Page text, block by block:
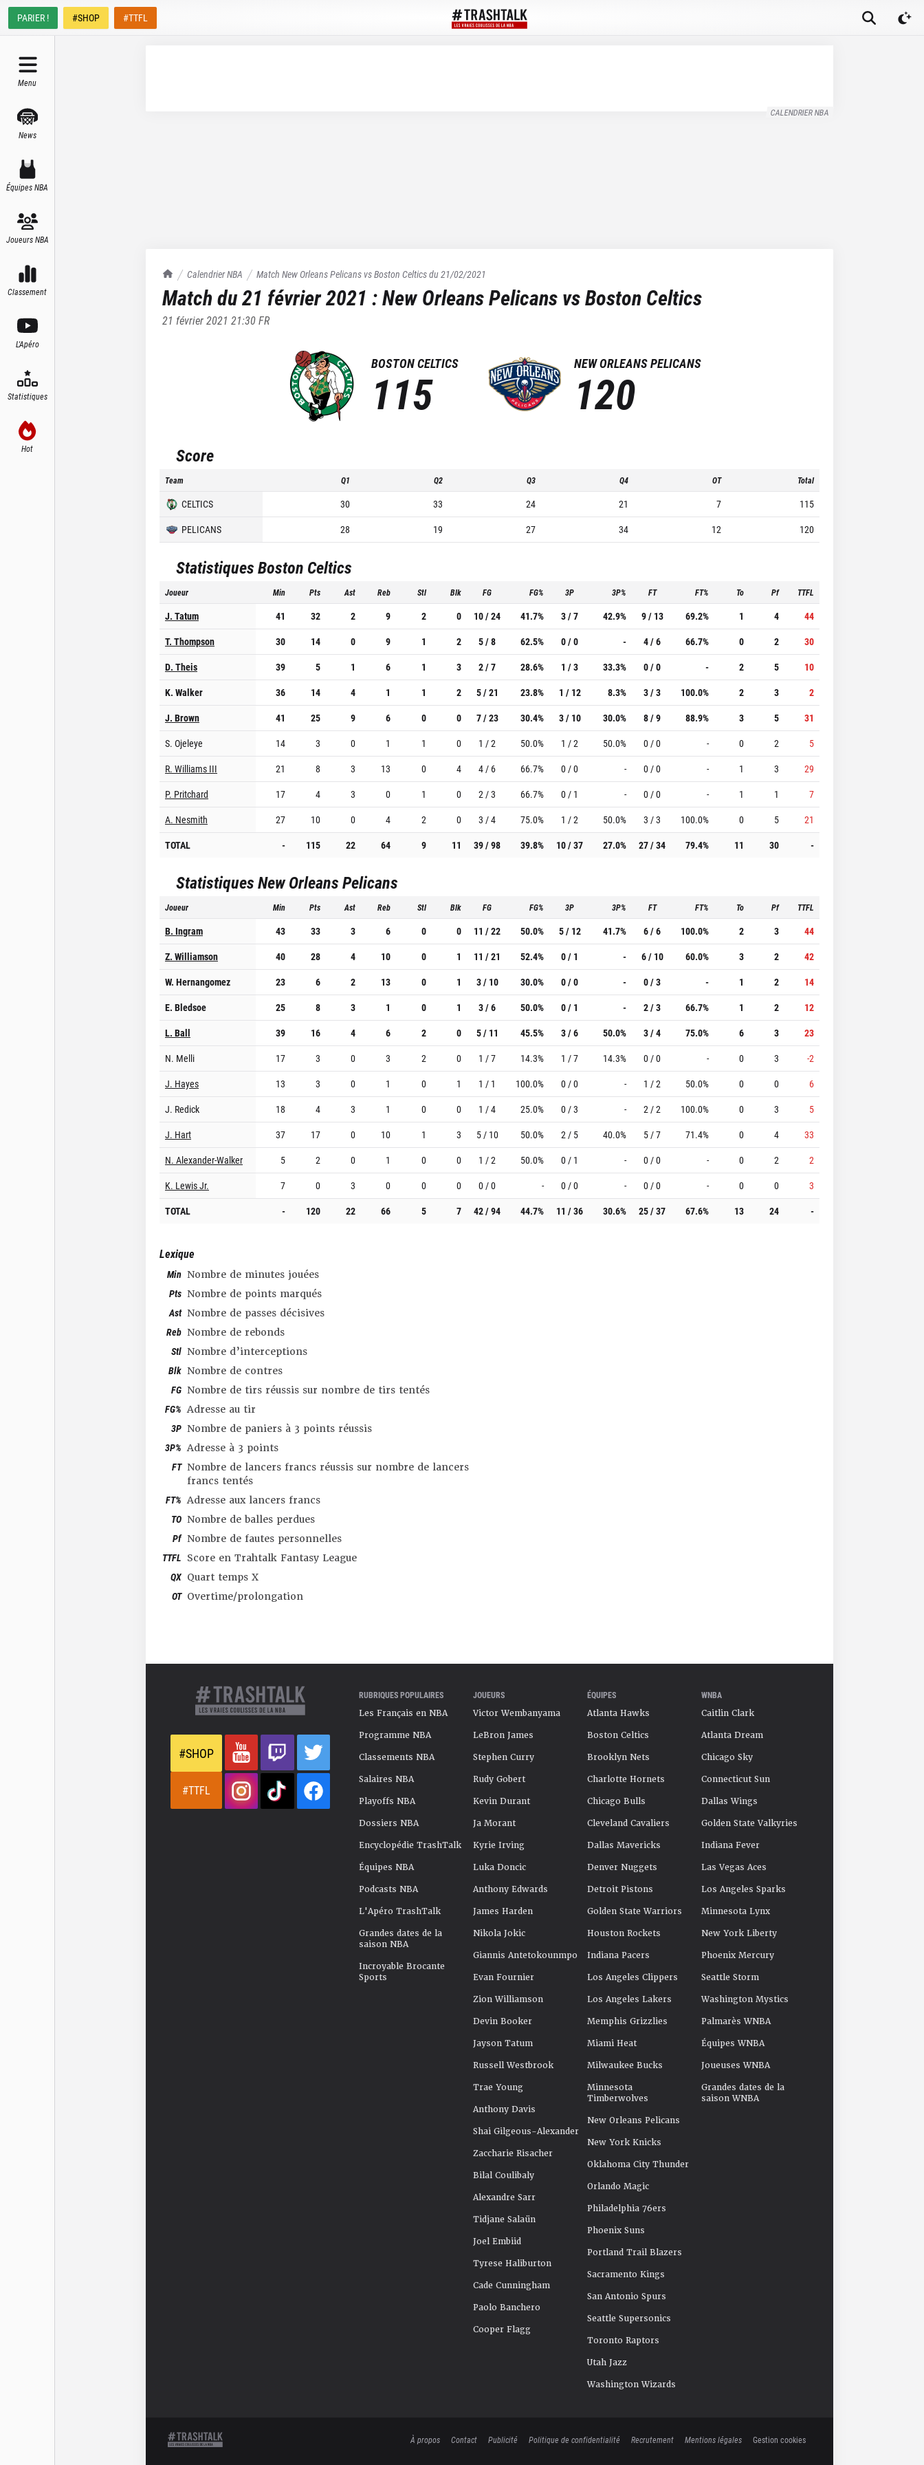
PARIER ! #SHOP #TTFL
Menu
News
Équipes NBA
Joueurs NBA
Classement
L'Apéro
Statistiques
Hot
CALENDRIER NBA
TrashTalk Actu NBA
Calendrier NBA Match New Orleans Pelicans vsBoston Celticsdu21/02/2021
Match du21 février 2021 :New Orleans Pelicans vsBoston Celtics
21 février 2021 21:30FR
BOSTON CELTICS
115
NEW ORLEANS PELICANS
120
Score
Team Q1 Q2 Q3 Q4 OT Total
CELTICS 30 33 24 21 7
115
PELICANS
28 19 27 34 12 120
StatistiquesBoston Celtics
Joueur Min Pts Ast Reb Stl Blk FG FG% 3P 3P% FT FT% To Pf TTFL
J. Tatum 41 32 2 9 2 0 10 / 24 41.7% 3 / 7 42.9% 9 / 13 69.2% 1 4
44
T. Thompson
30 14 0 9 1 2 5 / 8 62.5% 0 / 0 - 4 / 6 66.7% 0 2
30
D. Theis
39 5 1 6 1 3 2 / 7 28.6% 1 / 3 33.3% 0 / 0 - 2 5
10
K. Walker
36 14 4 1 1 2 5 / 21 23.8% 1 / 12 8.3% 3 / 3 100.0% 2 3
2
J. Brown
41 25 9 6 0 0 7 / 23 30.4% 3 / 10 30.0% 8 / 9 88.9% 3 5
31
S. Ojeleye
14 3 0 1 1 0 1 / 2 50.0% 1 / 2 50.0% 0 / 0 - 0 2
5
R. Williams III
21 8 3 13 0 4 4 / 6 66.7% 0 / 0 - 0 / 0 - 1 3
29
P. Pritchard
17 4 3 0 1 0 2 / 3 66.7% 0 / 1 - 0 / 0 - 1 1
7
A. Nesmith
27 10 0 4 2 0 3 / 4 75.0% 1 / 2 50.0% 3 / 3 100.0% 0 5
21
TOTAL
- 115 22 64 9 11 39 / 98 39.8% 10 / 37 27.0% 27 / 34 79.4% 11 30 -
StatistiquesNew Orleans Pelicans
Joueur Min Pts Ast Reb Stl Blk FG FG% 3P 3P% FT FT% To Pf TTFL
B. Ingram 43 33 3 6 0 0 11 / 22 50.0% 5 / 12 41.7% 6 / 6 100.0% 2 3
44
Z. Williamson
40 28 4 10 0 1 11 / 21 52.4% 0 / 1 - 6 / 10 60.0% 3 2
42
W. Hernangomez
23 6 2 13 0 1 3 / 10 30.0% 0 / 0 - 0 / 3 - 1 2
14
E. Bledsoe
25 8 3 1 0 1 3 / 6 50.0% 0 / 1 - 2 / 3 66.7% 1 2
12
L. Ball
39 16 4 6 2 0 5 / 11 45.5% 3 / 6 50.0% 3 / 4 75.0% 6 3
23
N. Melli
17 3 0 3 2 0 1 / 7 14.3% 1 / 7 14.3% 0 / 0 - 0 3
-2
J. Hayes
13 3 0 1 0 1 1 / 1 100.0% 0 / 0 - 1 / 2 50.0% 0 0
6
J. Redick
18 4 3 1 0 0 1 / 4 25.0% 0 / 3 - 2 / 2 100.0% 0 3
5
J. Hart
37 17 0 10 1 3 5 / 10 50.0% 2 / 5 40.0% 5 / 7 71.4% 0 4
33
N. Alexander-Walker
5 2 0 1 0 0 1 / 2 50.0% 0 / 1 - 0 / 0 - 0 2
2
K. Lewis Jr.
7 0 3 0 0 0 0 / 0 - 0 / 0 - 0 / 0 - 0 0
3
TOTAL
- 120 22 66 5 7 42 / 94 44.7% 11 / 36 30.6% 25 / 37 67.6% 13 24 -
Lexique
Min Nombre de minutes jouées
Pts Nombre de points marqués
Ast Nombre de passes décisives
Reb Nombre de rebonds
Stl Nombre d’interceptions
Blk Nombre de contres
FG Nombre de tirs réussis sur nombre de tirs tentés
FG% Adresse au tir
3P Nombre de paniers à 3 points réussis
3P% Adresse à 3 points
FT Nombre de lancers francs réussis sur nombre de lancers
francs tentés
FT% Adresse aux lancers francs
TO Nombre de balles perdues
Pf Nombre de fautes personnelles
TTFL Score en Trahtalk Fantasy League
QX Quart temps X
OT Overtime/prolongation
#SHOP
#TTFL
RUBRIQUES POPULAIRES
Les Français en NBA
Programme NBA
Classements NBA
Salaires NBA
Playoffs NBA
Dossiers NBA
Encyclopédie TrashTalk
Équipes NBA
Podcasts NBA
L'Apéro TrashTalk
Grandes dates de la
saison NBA
Incroyable Brocante
Sports
JOUEURS
Victor Wembanyama
LeBron James
Stephen Curry
Rudy Gobert
Kevin Durant
Ja Morant
Kyrie Irving
Luka Doncic
Anthony Edwards
James Harden
Nikola Jokic
Giannis Antetokounmpo
Evan Fournier
Zion Williamson
Devin Booker
Jayson Tatum
Russell Westbrook
Trae Young
Anthony Davis
Shai Gilgeous-Alexander
Zaccharie Risacher
Bilal Coulibaly
Alexandre Sarr
Tidjane Salaün
Joel Embiid
Tyrese Haliburton
Cade Cunningham
Paolo Banchero
Cooper Flagg
ÉQUIPES
Atlanta Hawks
Boston Celtics
Brooklyn Nets
Charlotte Hornets
Chicago Bulls
Cleveland Cavaliers
Dallas Mavericks
Denver Nuggets
Detroit Pistons
Golden State Warriors
Houston Rockets
Indiana Pacers
Los Angeles Clippers
Los Angeles Lakers
Memphis Grizzlies
Miami Heat
Milwaukee Bucks
Minnesota
Timberwolves
New Orleans Pelicans
New York Knicks
Oklahoma City Thunder
Orlando Magic
Philadelphia 76ers
Phoenix Suns
Portland Trail Blazers
Sacramento Kings
San Antonio Spurs
Seattle Supersonics
Toronto Raptors
Utah Jazz
Washington Wizards
WNBA
Caitlin Clark
Atlanta Dream
Chicago Sky
Connecticut Sun
Dallas Wings
Golden State Valkyries
Indiana Fever
Las Vegas Aces
Los Angeles Sparks
Minnesota Lynx
New York Liberty
Phoenix Mercury
Seattle Storm
Washington Mystics
Palmarès WNBA
Équipes WNBA
Joueuses WNBA
Grandes dates de la
saison WNBA
À propos Contact Publicité Politique de confidentialité Recrutement Mentions légales Gestion cookies